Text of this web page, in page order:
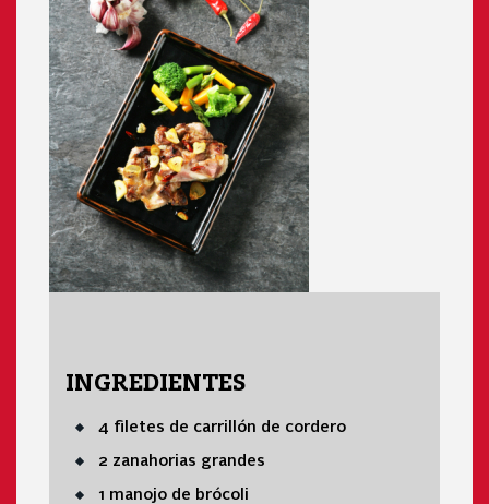
INGREDIENTES
4 filetes de carrillón de cordero
2 zanahorias grandes
1 manojo de brócoli